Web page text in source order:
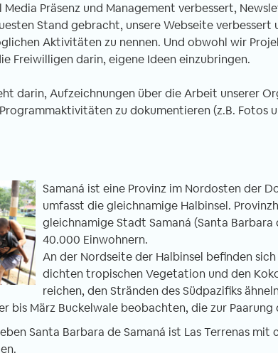
Media Präsenz und Management verbessert,
Stand gebracht, unsere Webseite verbessert
Aktivitäten zu nennen. Und obwohl wir
Freiwilligen darin, eigene Ideen einzubringen.
darin, Aufzeichnungen über die Arbeit unserer
zu dokumentieren (z.B. Fotos
Samaná ist eine Provinz im Nordosten der
umfasst die gleichnamige Halbinsel.
gleichnamige Stadt Samaná (Santa
40.000 Einwohnern.
An der Nordseite der Halbinsel befinden
dichten tropischen Vegetation und den
reichen, den Stränden des Südpazifiks
bis März Buckelwale beobachten, die zur
Santa Barbara de Samaná ist Las Terrenas mit